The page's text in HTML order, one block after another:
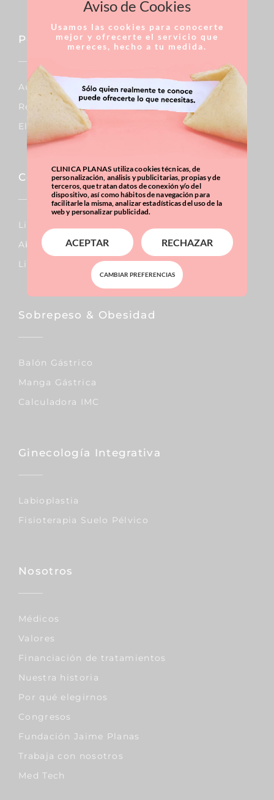
Pecho
Aumento De Pecho
Reducción De Pecho
Elevación De Pecho
Corporal
Lipo Vaser
Abdominoplastia
Liposucción
Sobrepeso & Obesidad
Balón Gástrico
Manga Gástrica
Calculadora IMC
Ginecología Integrativa
Labioplastia
Fisioterapia Suelo Pélvico
Nosotros
Médicos
Valores
Financiación de tratamientos
Nuestra historia
Por qué elegirnos
Congresos
Fundación Jaime Planas
Trabaja con nosotros
Med Tech
Aviso de Cookies
Usamos las cookies para conocerte
mejor y ofrecerte el servicio que
mereces, hecho a tu medida.
CLINICA PLANAS utiliza cookies técnicas, de
personalización, análisis y publicitarias, propias y de
terceros, que tratan datos de conexión y/o del
dispositivo, así como hábitos de navegación para
facilitarle la misma, analizar estadísticas del uso de la
web y personalizar publicidad.
ACEPTAR RECHAZAR
CAMBIAR PREFERENCIAS